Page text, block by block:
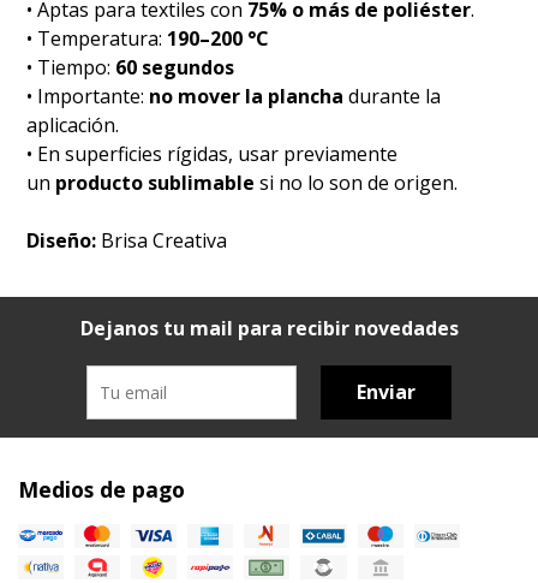
• Aptas para textiles con 75% o más de poliéster.
• Temperatura: 190–200 °C
• Tiempo: 60 segundos
• Importante: no mover la plancha durante la
aplicación.
• En superficies rígidas, usar previamente
un producto sublimable si no lo son de origen.
Diseño: Brisa Creativa
Dejanos tu mail para recibir novedades
Enviar
Medios de pago